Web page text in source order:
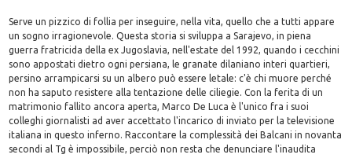
Serve un pizzico di follia per inseguire, nella vita, quello che a tutti appare
un sogno irragionevole. Questa storia si sviluppa a Sarajevo, in piena
guerra fratricida della ex Jugoslavia, nell'estate del 1992, quando i cecchini
sono appostati dietro ogni persiana, le granate dilaniano interi quartieri,
persino arrampicarsi su un albero può essere letale: c'è chi muore perché
non ha saputo resistere alla tentazione delle ciliegie. Con la ferita di un
matrimonio fallito ancora aperta, Marco De Luca è l'unico fra i suoi
colleghi giornalisti ad aver accettato l'incarico di inviato per la televisione
italiana in questo inferno. Raccontare la complessità dei Balcani in novanta
secondi al Tg è impossibile, perciò non resta che denunciare l'inaudita